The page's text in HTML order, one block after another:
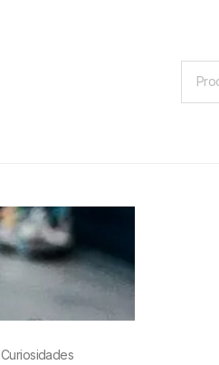
Curiosidades